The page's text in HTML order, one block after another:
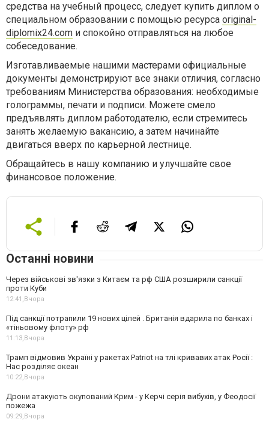
средства на учебный процесс, следует купить диплом о
специальном образовании с помощью ресурса original-
diplomix24.com и спокойно отправляться на любое
собеседование.
Изготавливаемые нашими мастерами официальные
документы демонстрируют все знаки отличия, согласно
требованиям Министерства образования: необходимые
голограммы, печати и подписи. Можете смело
предъявлять диплом работодателю, если стремитесь
занять желаемую вакансию, а затем начинайте
двигаться вверх по карьерной лестнице.
Обращайтесь в нашу компанию и улучшайте свое
финансовое положение.
Останні новини
Через військові зв'язки з Китаєм та рф США розширили санкції
проти Куби
12:41, Вчора
Під санкції потрапили 19 нових цілей . Британія вдарила по банках і
«тіньовому флоту» рф
11:13, Вчора
Трамп відмовив Україні у ракетах Patriot на тлі кривавих атак Росії :
Нас розділяє океан
10:22, Вчора
Дрони атакують окупований Крим - у Керчі серія вибухів, у Феодосії
пожежа
09:29, Вчора